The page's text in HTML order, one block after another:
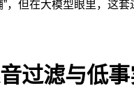
”，但在大模型眼里，这
过滤与低